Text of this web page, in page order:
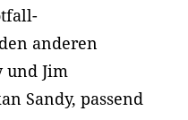
anderen
und Jim
Sandy, passend